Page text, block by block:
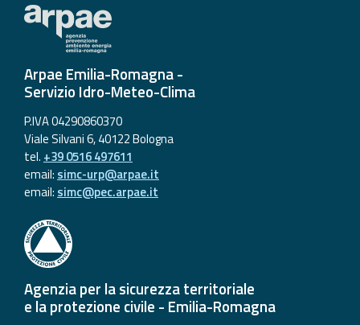
Arpae Emilia-Romagna -
Servizio Idro-Meteo-Clima
P.IVA 04290860370
Viale Silvani 6, 40122 Bologna
tel. +39 0516 497611
email: simc-urp@arpae.it
email: simc@pec.arpae.it
Agenzia per la sicurezza territoriale
e la protezione civile - Emilia-Romagna